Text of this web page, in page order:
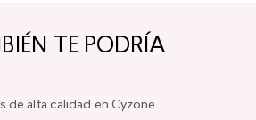
TE PODRÍA
de alta calidad en Cyzone